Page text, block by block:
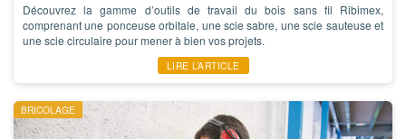
Découvrez la gamme d’outils de travail du bois sans fil Ribimex,
comprenant une ponceuse orbitale, une scie sabre, une scie sauteuse et
une scie circulaire pour mener à bien vos projets.
LIRE L’ARTICLE
BRICOLAGE